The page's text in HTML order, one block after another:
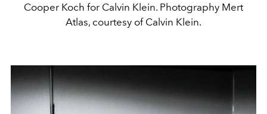
Cooper Koch for Calvin Klein. Photography Mert
Atlas, courtesy of Calvin Klein.